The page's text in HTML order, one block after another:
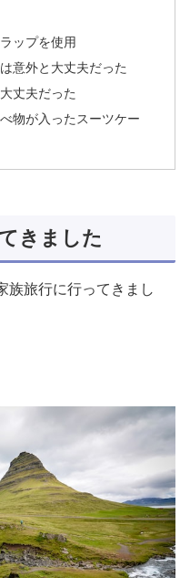
ップを使用
意外と大丈夫だった
丈夫だった
物が入ったスーツケー
きました
族旅行に行ってきまし